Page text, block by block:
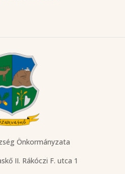
Önkormányzata
II. Rákóczi F. utca 1